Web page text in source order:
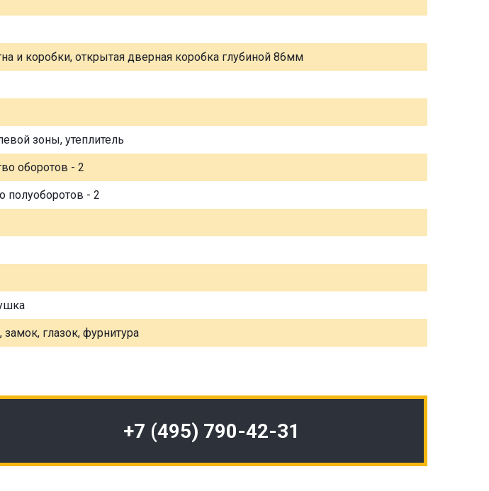
и коробки, открытая дверная коробка глубиной 86мм
зоны, утеплитель
оборотов - 2
полуоборотов - 2
замок, глазок, фурнитура
+7 (495) 790-42-31